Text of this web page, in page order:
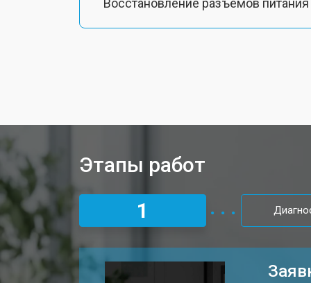
Восстановление разъемов питания
Установка видеокарты
Этапы работ
1